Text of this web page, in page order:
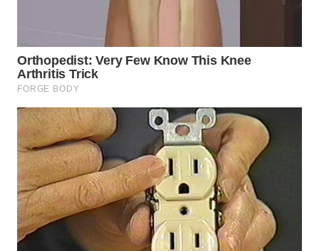
KEPULAUAN
SERIBU
WN
TANGERANG
WN
BINJAI
WN
CIREBON